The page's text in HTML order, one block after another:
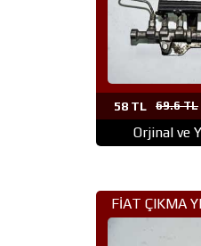
58 TL 69.6 TL
Orjinal ve
FİAT ÇIKMA